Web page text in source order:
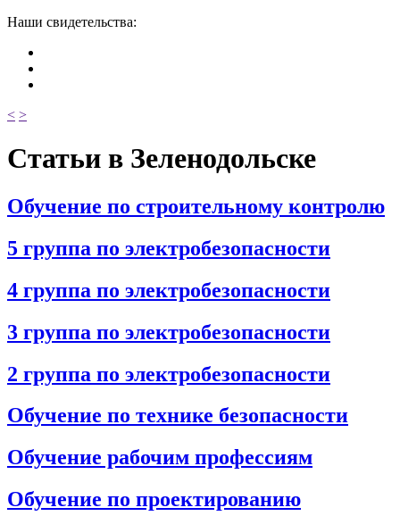
Наши свидетельства:
< >
Статьи в Зеленодольске
Обучение по строительному контролю
5 группа по электробезопасности
4 группа по электробезопасности
3 группа по электробезопасности
2 группа по электробезопасности
Обучение по технике безопасности
Обучение рабочим профессиям
Обучение по проектированию